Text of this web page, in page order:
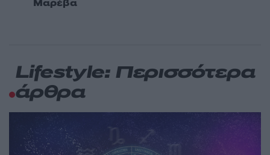
Μαρέβα
Lifestyle: Περισσότερα
άρθρα